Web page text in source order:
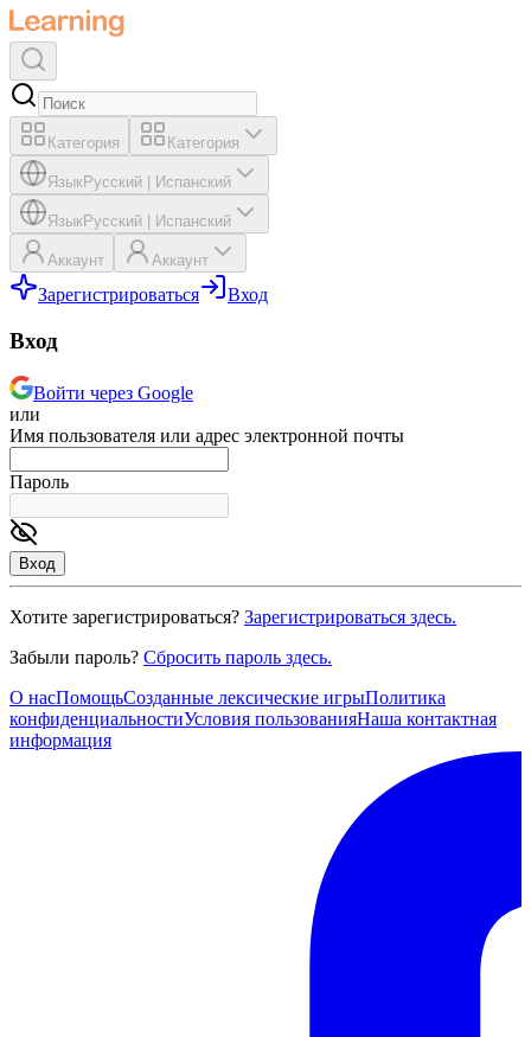
Категория Категория
ЯзыкРусский Испанский
ЯзыкРусский Испанский
Аккаунт Аккаунт
Зарегистрироваться Вход
Вход
Войти через Google
или
Имя пользователя или адрес электронной почты
Пароль
Вход
Хотите зарегистрироваться? Зарегистрироваться здесь.
Забыли пароль? Сбросить пароль здесь.
О насПомощьСозданные лексические игрыПолитика
конфиденциальностиУсловия пользованияНаша контактная
информация